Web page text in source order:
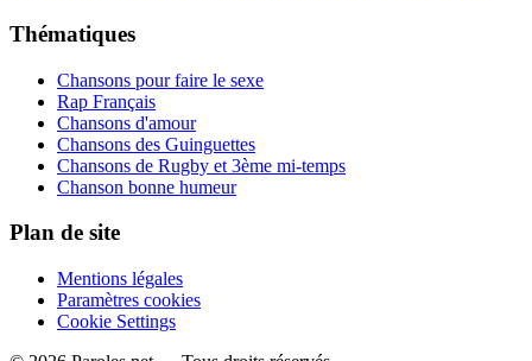
Thématiques
Chansons pour faire le sexe
Rap Français
Chansons d'amour
Chansons des Guinguettes
Chansons de Rugby et 3ème mi-temps
Chanson bonne humeur
Plan de site
Mentions légales
Paramètres cookies
Cookie Settings